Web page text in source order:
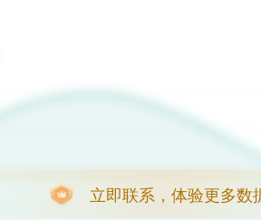
立即联系，体验更多数